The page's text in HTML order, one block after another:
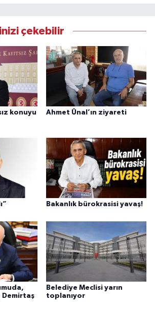
çekebilir
konuyu
Ahmet Ünal’ın ziyareti
Bakanlık bürokrasisi yavaş!
Belediye Meclisi yarın
toplanıyor